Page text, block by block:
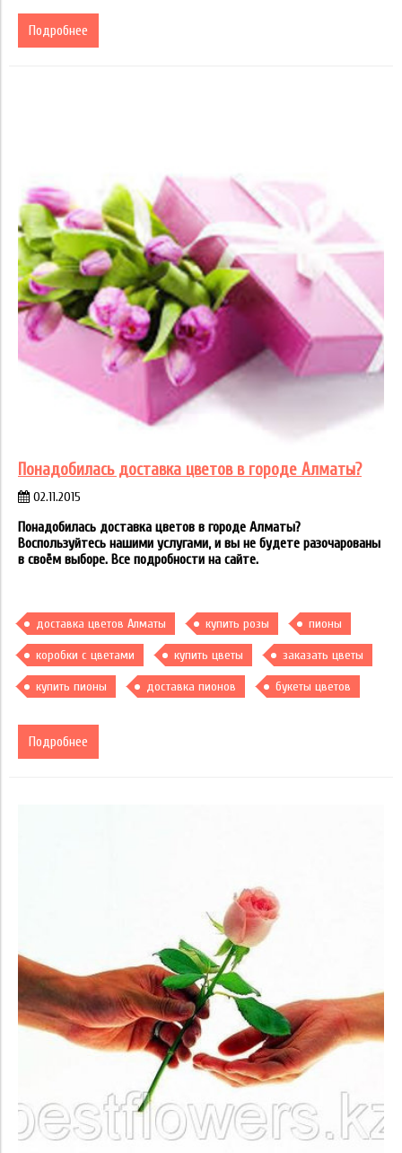
Подробнее
Понадобилась доставка цветов в городе Алматы?
02.11.2015
Понадобилась доставка цветов в городе Алматы?
Воспользуйтесь нашими услугами, и вы не будете разочарованы
в своём выборе. Все подробности на сайте.
доставка цветов Алматы купить розы пионы
коробки с цветами купить цветы заказать цветы
купить пионы доставка пионов букеты цветов
Подробнее